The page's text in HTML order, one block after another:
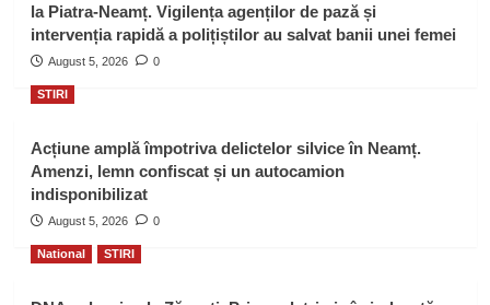
la Piatra-Neamț. Vigilența agenților de pază și
intervenția rapidă a polițiștilor au salvat banii unei femei
August 5, 2026 0
STIRI
Acțiune amplă împotriva delictelor silvice în Neamț.
Amenzi, lemn confiscat și un autocamion
indisponibilizat
August 5, 2026 0
National STIRI